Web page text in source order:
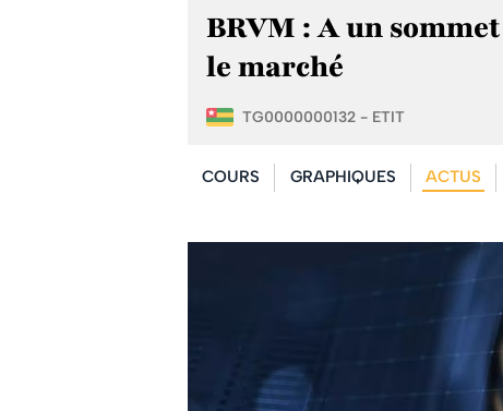
BRVM : A un
le marché
TG0000000132 - ETIT
COURS GRAPHIQUES ACTUS